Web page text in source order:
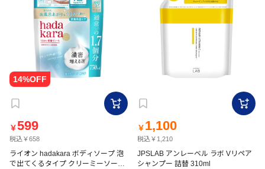
￥599
税込￥658
ライオン hadakara ボディソープ 泡
で出てくるタイプ クリーミーソープ
￥ 1,100
税込￥1,210
JPSLAB アンレーベル ラボ Vリペア
シャンプー 詰替 310ml